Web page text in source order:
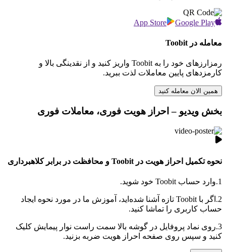
App Store Google Play
معامله در Toobit
رمزارزهای خود را به Toobit واریز کنید و از نقدینگی بالا و
کارمزدهای پایین معاملات لذت ببرید.
همین الان معامله کنید
بخش ویدیو – احراز هویت فوری، معاملات فوری
نحوه تکمیل احراز هویت در Toobit و محافظت در برابر کلاهبرداری
1. وارد حساب Toobit خود شوید.
2.
اگر با Toobit تازه آشنا شده‌اید، آموزش ما در مورد نحوه ایجاد
حساب کاربری را تماشا کنید.
3. روی نماد پروفایل در گوشه بالا سمت راست نوار پیمایش کلیک
کنید و سپس روی صفحه احراز هویت ضربه بزنید.